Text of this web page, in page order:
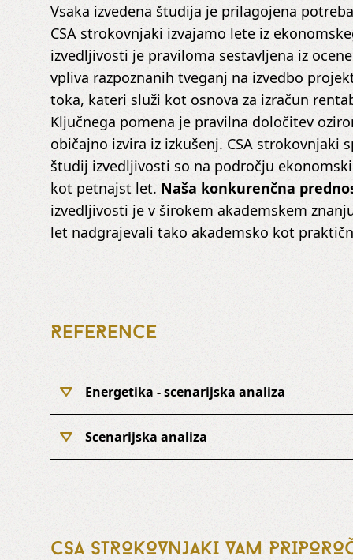
Vsaka izvedena študija je prilagojena
CSA strokovnjaki izvajamo lete iz
izvedljivosti je praviloma sestavljena iz
vpliva razpoznanih tveganj na izvedbo
toka, kateri služi kot osnova za izračun
Ključnega pomena je pravilna določitev
običajno izvira iz izkušenj. CSA strokovnjaki
študij izvedljivosti so na področju
kot petnajst let. Naša konkurenčna
izvedljivosti je v širokem akademskem
let nadgrajevali tako akademsko kot
REFERENCE
Energetika - scenarijska analiza
Scenarijska analiza
CSA STROKOVNJAKI VAM